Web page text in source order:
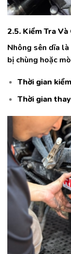
2.5. Kiểm Tra
Nhông sên dĩa
bị chùng hoặc
Thời gian
Thời gian